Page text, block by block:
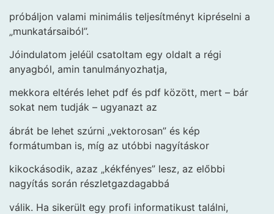
próbáljon valami minimális teljesítményt kipréselni a
„munkatársaiból”.
Jóindulatom jeléül csatoltam egy oldalt a régi
anyagból, amin tanulmányozhatja,
mekkora eltérés lehet pdf és pdf között, mert – bár
sokat nem tudják – ugyanazt az
ábrát be lehet szúrni „vektorosan” és kép
formátumban is, míg az utóbbi nagyításkor
kikockásodik, azaz „kékfényes” lesz, az előbbi
nagyítás során részletgazdagabbá
válik. Ha sikerült egy profi informatikust találni,